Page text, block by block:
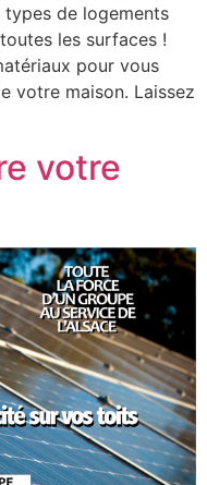
types de logements
les surfaces !
pour vous
votre maison. Laissez
votre